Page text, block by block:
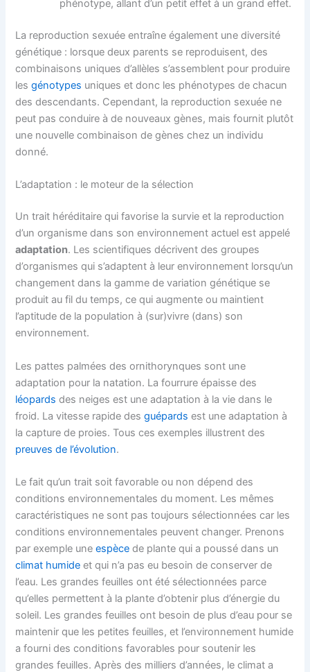
phénotype, allant d’un petit effet à un grand effet.
La reproduction sexuée entraîne également une diversité
génétique : lorsque deux parents se reproduisent, des
combinaisons uniques d’allèles s’assemblent pour produire
lesgénotypes uniques et donc les phénotypes de chacun
des descendants. Cependant, la reproduction sexuée ne
peut pas conduire à de nouveaux gènes, mais fournit plutôt
une nouvelle combinaison de gènes chez un individu
donné.
L’adaptation : le moteur de la sélection
Un trait héréditaire qui favorise la survie et la reproduction
d’un organisme dans son environnement actuel est appelé
adaptation. Les scientifiques décrivent des groupes
d’organismes qui s’adaptent à leur environnement lorsqu’un
changement dans la gamme de variation génétique se
produit au fil du temps, ce qui augmente ou maintient
l’aptitude de la population à (sur)vivre (dans) son
environnement.
Les pattes palmées des ornithorynques sont une
adaptation pour la natation. La fourrure épaisse des
léopards des neiges est une adaptation à la vie dans le
froid. La vitesse rapide desguépards est une adaptation à
la capture de proies. Tous ces exemples illustrent des
preuves de l’évolution.
Le fait qu’un trait soit favorable ou non dépend des
conditions environnementales du moment. Les mêmes
caractéristiques ne sont pas toujours sélectionnées car les
conditions environnementales peuvent changer. Prenons
par exemple uneespèce de plante qui a poussé dans un
climat humide et qui n’a pas eu besoin de conserver de
l’eau. Les grandes feuilles ont été sélectionnées parce
qu’elles permettent à la plante d’obtenir plus d’énergie du
soleil. Les grandes feuilles ont besoin de plus d’eau pour se
maintenir que les petites feuilles, et l’environnement humide
a fourni des conditions favorables pour soutenir les
grandes feuilles. Après des milliers d’années, le climat a